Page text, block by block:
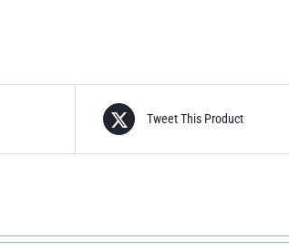
Tweet This Product